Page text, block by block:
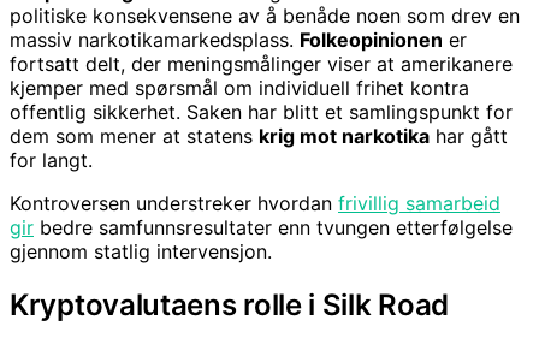
politiske konsekvensene av å benåde noen som drev en
massiv narkotikamarkedsplass. Folkeopinionen er
fortsatt delt, der meningsmålinger viser at amerikanere
kjemper med spørsmål om individuell frihet kontra
offentlig sikkerhet. Saken har blitt et samlingspunkt for
dem som mener at statens krig mot narkotika har gått
for langt.
Kontroversen understreker hvordan frivillig samarbeid
gir bedre samfunnsresultater enn tvungen etterfølgelse
gjennom statlig intervensjon.
Kryptovalutaens rolle i Silk Road